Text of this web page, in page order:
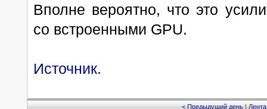
Вполне вероятно, что это
со встроенными GPU.
Источник.
< Предыдущий день|Лента